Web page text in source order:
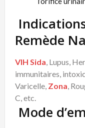
Remède
VIH Sida , Lupus,
immunitaires,
Varicelle, Zona ,
C, etc.
Mode